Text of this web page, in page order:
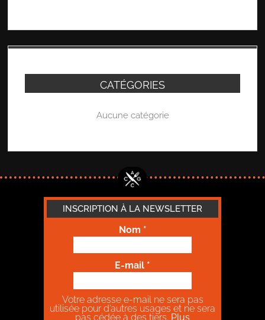
CATÉGORIES
Aucune catégorie
INSCRIPTION À LA NEWSLETTER
Nom *
E-mail *
Votre adresse e-mail ne sera pas
utilisée pour d’autres usages et ne sera
pas cédée à des tiers. Plus